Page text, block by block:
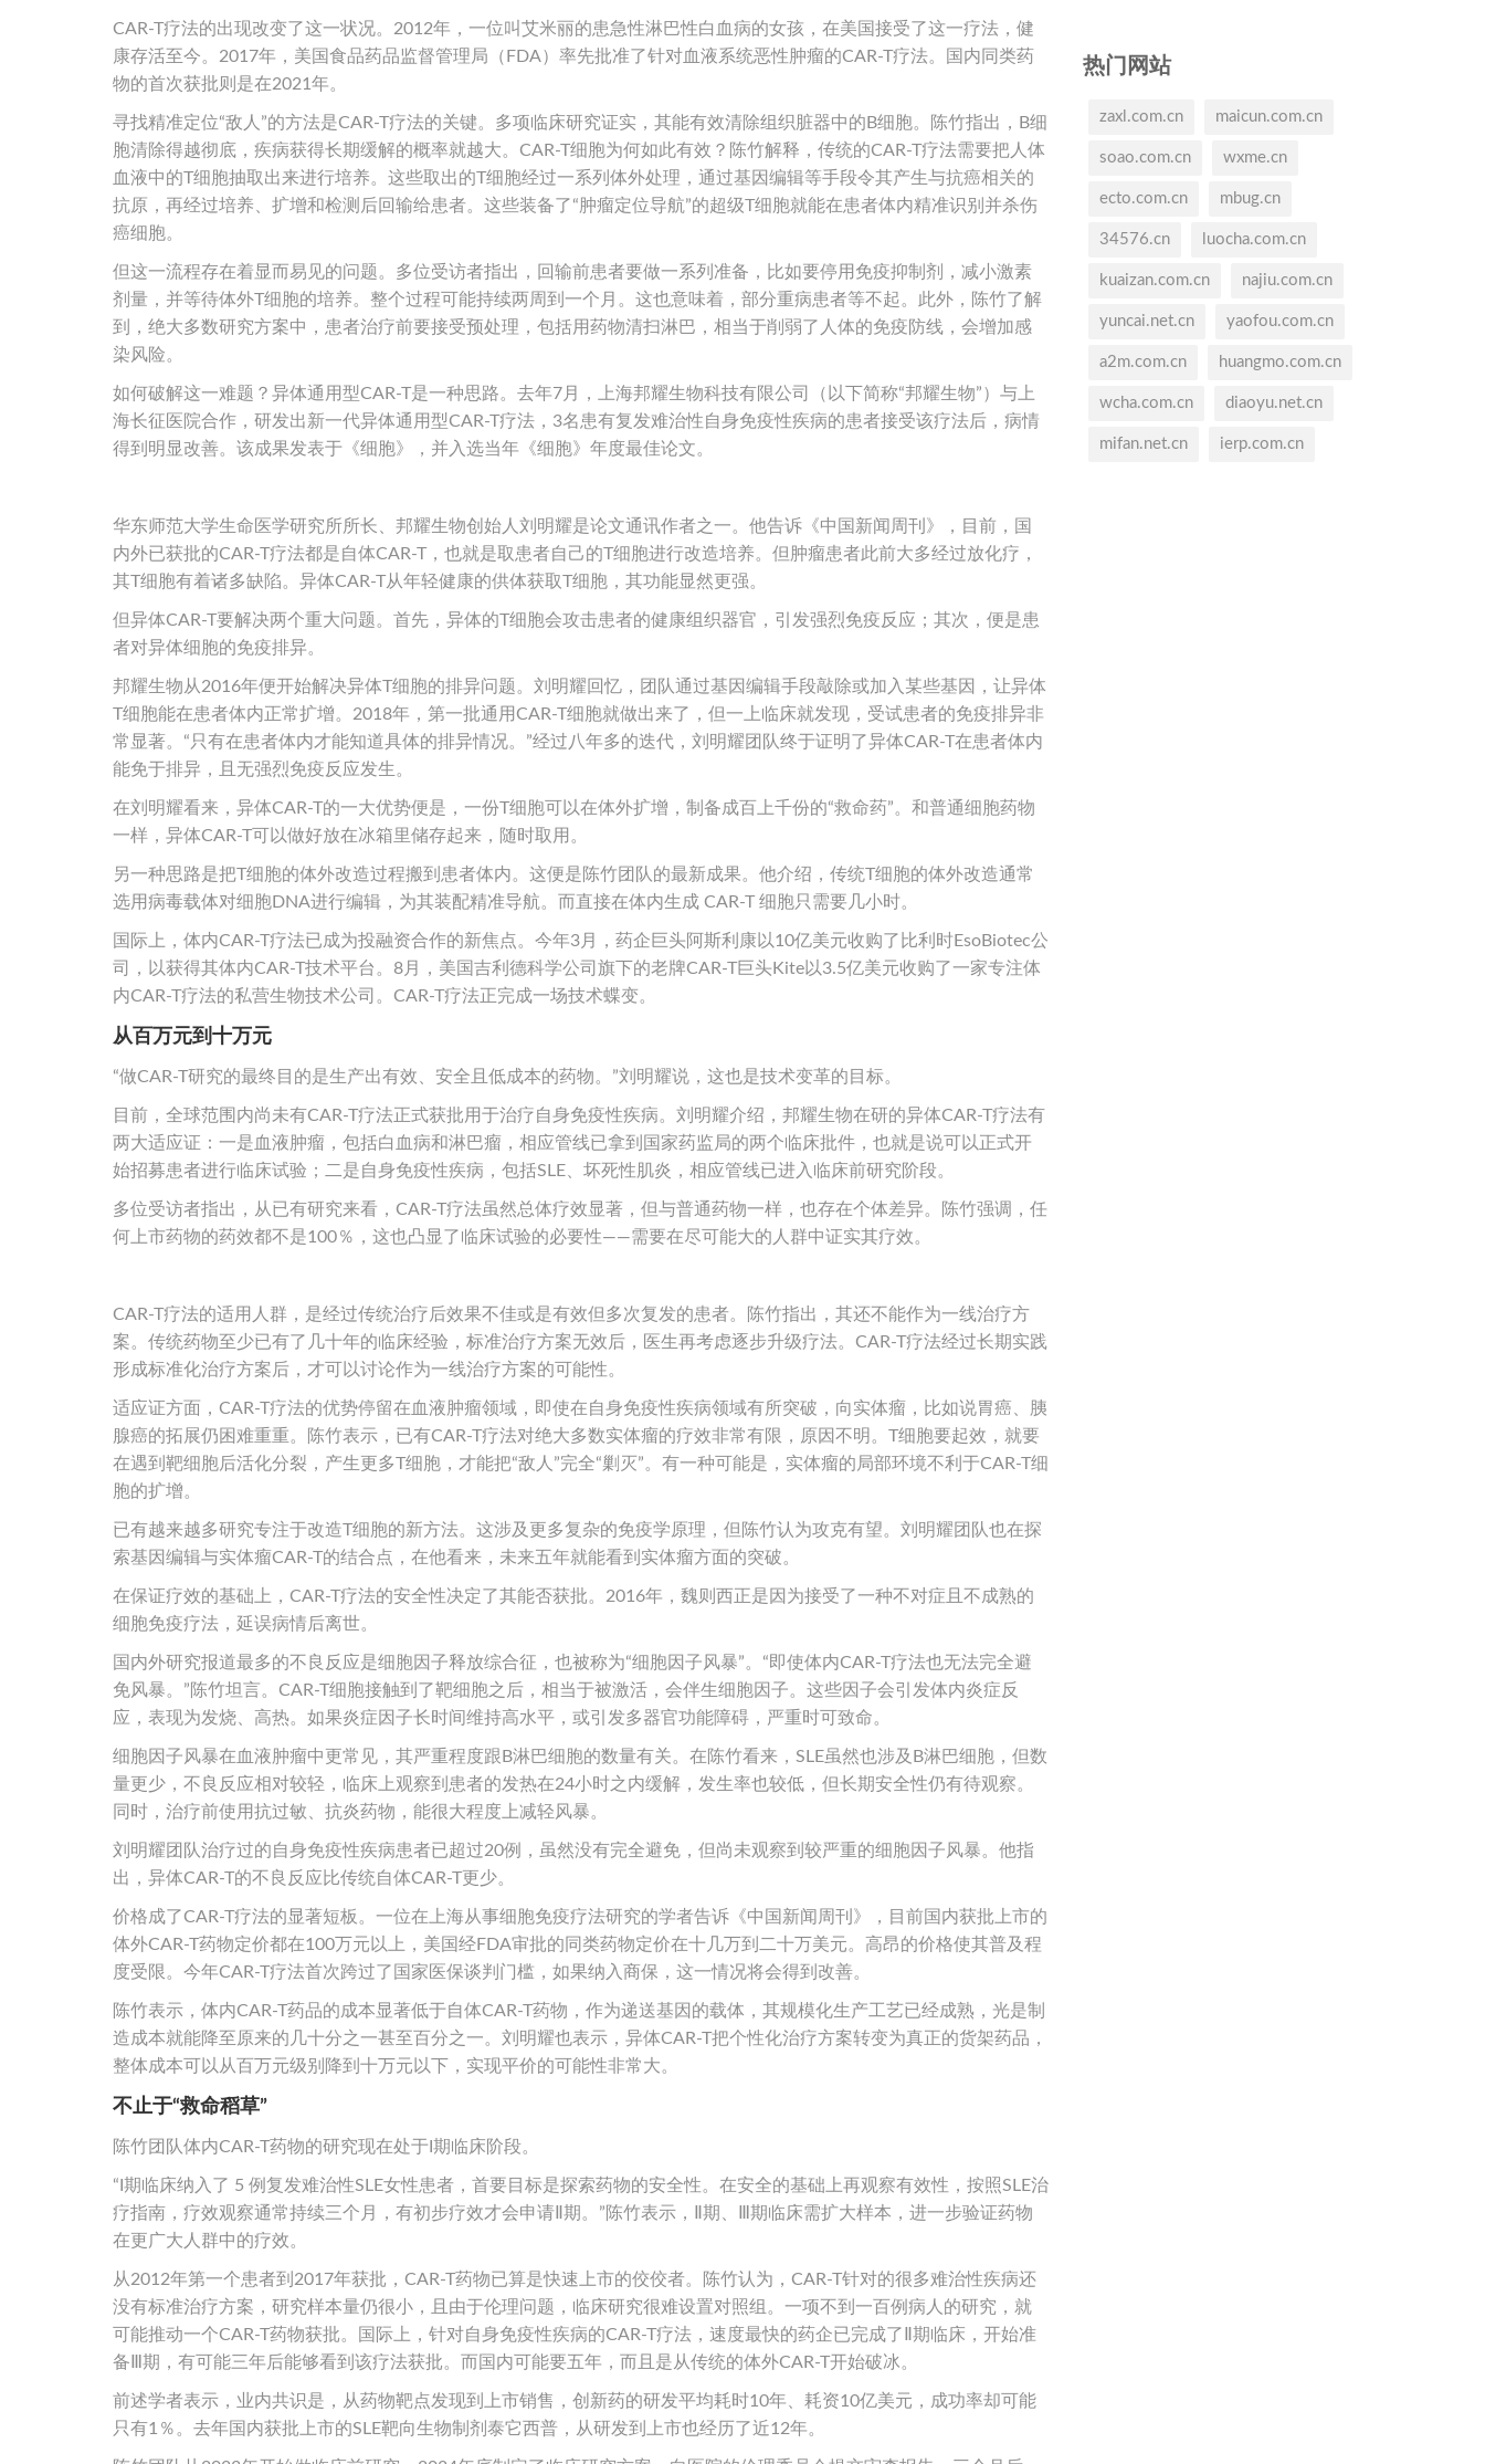
CAR-T疗法的出现改变了这一状况。2012年，一位叫艾米丽的患急性淋巴性白血病的女孩，在美国接受了这一疗法，健
康存活至今。2017年，美国食品药品监督管理局（FDA）率先批准了针对血液系统恶性肿瘤的CAR-T疗法。国内同类药
物的首次获批则是在2021年。
寻找精准定位“敌人”的方法是CAR-T疗法的关键。多项临床研究证实，其能有效清除组织脏器中的B细胞。陈竹指出，B细
胞清除得越彻底，疾病获得长期缓解的概率就越大。CAR-T细胞为何如此有效？陈竹解释，传统的CAR-T疗法需要把人体
血液中的T细胞抽取出来进行培养。这些取出的T细胞经过一系列体外处理，通过基因编辑等手段令其产生与抗癌相关的
抗原，再经过培养、扩增和检测后回输给患者。这些装备了“肿瘤定位导航”的超级T细胞就能在患者体内精准识别并杀伤
癌细胞。
但这一流程存在着显而易见的问题。多位受访者指出，回输前患者要做一系列准备，比如要停用免疫抑制剂，减小激素
剂量，并等待体外T细胞的培养。整个过程可能持续两周到一个月。这也意味着，部分重病患者等不起。此外，陈竹了解
到，绝大多数研究方案中，患者治疗前要接受预处理，包括用药物清扫淋巴，相当于削弱了人体的免疫防线，会增加感
染风险。
如何破解这一难题？异体通用型CAR-T是一种思路。去年7月，上海邦耀生物科技有限公司（以下简称“邦耀生物”）与上
海长征医院合作，研发出新一代异体通用型CAR-T疗法，3名患有复发难治性自身免疫性疾病的患者接受该疗法后，病情
得到明显改善。该成果发表于《细胞》，并入选当年《细胞》年度最佳论文。
华东师范大学生命医学研究所所长、邦耀生物创始人刘明耀是论文通讯作者之一。他告诉《中国新闻周刊》，目前，国
内外已获批的CAR-T疗法都是自体CAR-T，也就是取患者自己的T细胞进行改造培养。但肿瘤患者此前大多经过放化疗，
其T细胞有着诸多缺陷。异体CAR-T从年轻健康的供体获取T细胞，其功能显然更强。
但异体CAR-T要解决两个重大问题。首先，异体的T细胞会攻击患者的健康组织器官，引发强烈免疫反应；其次，便是患
者对异体细胞的免疫排异。
邦耀生物从2016年便开始解决异体T细胞的排异问题。刘明耀回忆，团队通过基因编辑手段敲除或加入某些基因，让异体
T细胞能在患者体内正常扩增。2018年，第一批通用CAR-T细胞就做出来了，但一上临床就发现，受试患者的免疫排异非
常显著。“只有在患者体内才能知道具体的排异情况。”经过八年多的迭代，刘明耀团队终于证明了异体CAR-T在患者体内
能免于排异，且无强烈免疫反应发生。
在刘明耀看来，异体CAR-T的一大优势便是，一份T细胞可以在体外扩增，制备成百上千份的“救命药”。和普通细胞药物
一样，异体CAR-T可以做好放在冰箱里储存起来，随时取用。
另一种思路是把T细胞的体外改造过程搬到患者体内。这便是陈竹团队的最新成果。他介绍，传统T细胞的体外改造通常
选用病毒载体对细胞DNA进行编辑，为其装配精准导航。而直接在体内生成 CAR-T 细胞只需要几小时。
国际上，体内CAR-T疗法已成为投融资合作的新焦点。今年3月，药企巨头阿斯利康以10亿美元收购了比利时EsoBiotec公
司，以获得其体内CAR-T技术平台。8月，美国吉利德科学公司旗下的老牌CAR-T巨头Kite以3.5亿美元收购了一家专注体
内CAR-T疗法的私营生物技术公司。CAR-T疗法正完成一场技术蝶变。
从百万元到十万元
“做CAR-T研究的最终目的是生产出有效、安全且低成本的药物。”刘明耀说，这也是技术变革的目标。
目前，全球范围内尚未有CAR-T疗法正式获批用于治疗自身免疫性疾病。刘明耀介绍，邦耀生物在研的异体CAR-T疗法有
两大适应证：一是血液肿瘤，包括白血病和淋巴瘤，相应管线已拿到国家药监局的两个临床批件，也就是说可以正式开
始招募患者进行临床试验；二是自身免疫性疾病，包括SLE、坏死性肌炎，相应管线已进入临床前研究阶段。
多位受访者指出，从已有研究来看，CAR-T疗法虽然总体疗效显著，但与普通药物一样，也存在个体差异。陈竹强调，任
何上市药物的药效都不是100％，这也凸显了临床试验的必要性——需要在尽可能大的人群中证实其疗效。
CAR-T疗法的适用人群，是经过传统治疗后效果不佳或是有效但多次复发的患者。陈竹指出，其还不能作为一线治疗方
案。传统药物至少已有了几十年的临床经验，标准治疗方案无效后，医生再考虑逐步升级疗法。CAR-T疗法经过长期实践
形成标准化治疗方案后，才可以讨论作为一线治疗方案的可能性。
适应证方面，CAR-T疗法的优势停留在血液肿瘤领域，即使在自身免疫性疾病领域有所突破，向实体瘤，比如说胃癌、胰
腺癌的拓展仍困难重重。陈竹表示，已有CAR-T疗法对绝大多数实体瘤的疗效非常有限，原因不明。T细胞要起效，就要
在遇到靶细胞后活化分裂，产生更多T细胞，才能把“敌人”完全“剿灭”。有一种可能是，实体瘤的局部环境不利于CAR-T细
胞的扩增。
已有越来越多研究专注于改造T细胞的新方法。这涉及更多复杂的免疫学原理，但陈竹认为攻克有望。刘明耀团队也在探
索基因编辑与实体瘤CAR-T的结合点，在他看来，未来五年就能看到实体瘤方面的突破。
在保证疗效的基础上，CAR-T疗法的安全性决定了其能否获批。2016年，魏则西正是因为接受了一种不对症且不成熟的
细胞免疫疗法，延误病情后离世。
国内外研究报道最多的不良反应是细胞因子释放综合征，也被称为“细胞因子风暴”。“即使体内CAR-T疗法也无法完全避
免风暴。”陈竹坦言。CAR-T细胞接触到了靶细胞之后，相当于被激活，会伴生细胞因子。这些因子会引发体内炎症反
应，表现为发烧、高热。如果炎症因子长时间维持高水平，或引发多器官功能障碍，严重时可致命。
细胞因子风暴在血液肿瘤中更常见，其严重程度跟B淋巴细胞的数量有关。在陈竹看来，SLE虽然也涉及B淋巴细胞，但数
量更少，不良反应相对较轻，临床上观察到患者的发热在24小时之内缓解，发生率也较低，但长期安全性仍有待观察。
同时，治疗前使用抗过敏、抗炎药物，能很大程度上减轻风暴。
刘明耀团队治疗过的自身免疫性疾病患者已超过20例，虽然没有完全避免，但尚未观察到较严重的细胞因子风暴。他指
出，异体CAR-T的不良反应比传统自体CAR-T更少。
价格成了CAR-T疗法的显著短板。一位在上海从事细胞免疫疗法研究的学者告诉《中国新闻周刊》，目前国内获批上市的
体外CAR-T药物定价都在100万元以上，美国经FDA审批的同类药物定价在十几万到二十万美元。高昂的价格使其普及程
度受限。今年CAR-T疗法首次跨过了国家医保谈判门槛，如果纳入商保，这一情况将会得到改善。
陈竹表示，体内CAR-T药品的成本显著低于自体CAR-T药物，作为递送基因的载体，其规模化生产工艺已经成熟，光是制
造成本就能降至原来的几十分之一甚至百分之一。刘明耀也表示，异体CAR-T把个性化治疗方案转变为真正的货架药品，
整体成本可以从百万元级别降到十万元以下，实现平价的可能性非常大。
不止于“救命稻草”
陈竹团队体内CAR-T药物的研究现在处于I期临床阶段。
“I期临床纳入了 5 例复发难治性SLE女性患者，首要目标是探索药物的安全性。在安全的基础上再观察有效性，按照SLE治
疗指南，疗效观察通常持续三个月，有初步疗效才会申请Ⅱ期。”陈竹表示，Ⅱ期、Ⅲ期临床需扩大样本，进一步验证药物
在更广大人群中的疗效。
从2012年第一个患者到2017年获批，CAR-T药物已算是快速上市的佼佼者。陈竹认为，CAR-T针对的很多难治性疾病还
没有标准治疗方案，研究样本量仍很小，且由于伦理问题，临床研究很难设置对照组。一项不到一百例病人的研究，就
可能推动一个CAR-T药物获批。国际上，针对自身免疫性疾病的CAR-T疗法，速度最快的药企已完成了Ⅱ期临床，开始准
备Ⅲ期，有可能三年后能够看到该疗法获批。而国内可能要五年，而且是从传统的体外CAR-T开始破冰。
前述学者表示，业内共识是，从药物靶点发现到上市销售，创新药的研发平均耗时10年、耗资10亿美元，成功率却可能
只有1％。去年国内获批上市的SLE靶向生物制剂泰它西普，从研发到上市也经历了近12年。
热门网站
zaxl.com.cn maicun.com.cn
soao.com.cn wxme.cn
ecto.com.cn mbug.cn
34576.cn luocha.com.cn
kuaizan.com.cn najiu.com.cn
yuncai.net.cn yaofou.com.cn
a2m.com.cn huangmo.com.cn
wcha.com.cn diaoyu.net.cn
mifan.net.cn ierp.com.cn